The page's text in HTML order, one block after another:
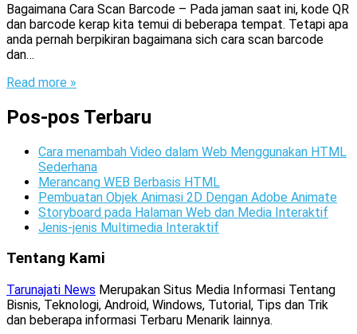
Bagaimana Cara Scan Barcode – Pada jaman saat ini, kode QR
dan barcode kerap kita temui di beberapa tempat. Tetapi apa
anda pernah berpikiran bagaimana sich cara scan barcode
dan…
Read more »
Pos-pos Terbaru
Cara menambah Video dalam Web Menggunakan HTML
Sederhana
Merancang WEB Berbasis HTML
Pembuatan Objek Animasi 2D Dengan Adobe Animate
Storyboard pada Halaman Web dan Media Interaktif
Jenis-jenis Multimedia Interaktif
Tentang Kami
Tarunajati News Merupakan Situs Media Informasi Tentang
Bisnis, Teknologi, Android, Windows, Tutorial, Tips dan Trik
dan beberapa informasi Terbaru Menarik lainnya.